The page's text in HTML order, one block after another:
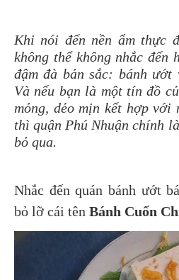
Khi nói đến nền ẩm thực
không thể không nhắc đến
đậm đà bản sắc: bánh ướt
Và nếu bạn là một tín đồ
mỏng, dẻo mịn kết hợp
thì quận Phú Nhuận chính
bỏ qua.
Nhắc đến quán bánh ướt
bỏ lỡ cái tên Bánh Cuốn